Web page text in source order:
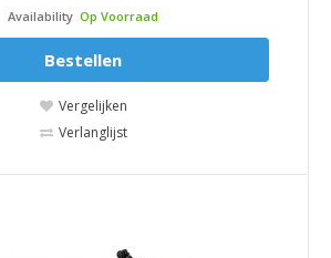
Availability Op Voorraad
Bestellen
Vergelijken
Verlanglijst